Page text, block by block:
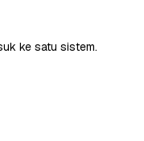
ke satu sistem.